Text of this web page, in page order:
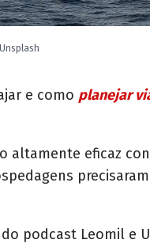
e como planejar
eficaz
podcast Leomil e